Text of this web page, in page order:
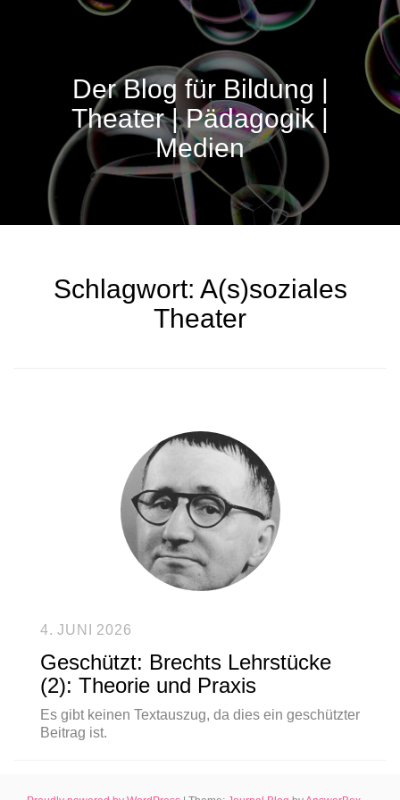
Der Blog für Bildung |
Theater | Pädagogik |
Medien
Schlagwort: A(s)soziales
Theater
4. JUNI 2026
Geschützt: Brechts Lehrstücke
(2): Theorie und Praxis
Es gibt keinen Textauszug, da dies ein geschützter
Beitrag ist.